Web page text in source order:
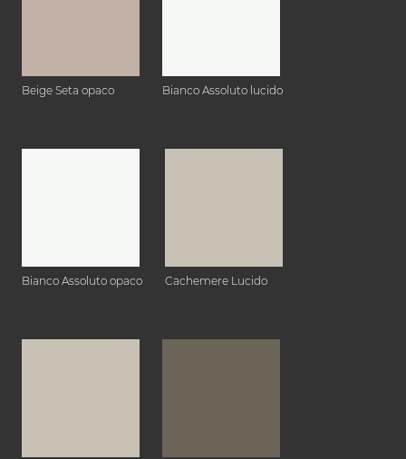
Beige Seta opaco Bianco Assoluto lucido
Bianco Assoluto opaco Cachemere Lucido